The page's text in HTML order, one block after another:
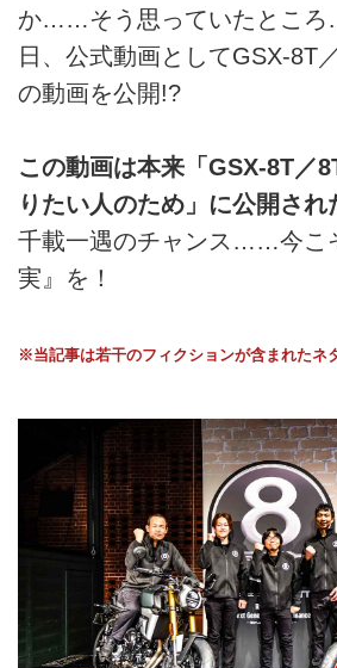
か……そう思っていたとこ
日、公式動画としてGSX-8T
の動画を公開!?
この動画は本来「GSX-8T／
りたい人のため」に公開され
千載一遇のチャンス……今こ
実』を！
※当記事は若干のフィクションが含まれたネ